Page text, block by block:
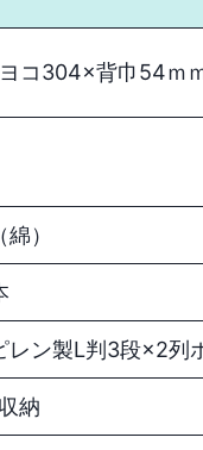
コ304×背巾54ｍ
）
レン製L判3段×2列
納